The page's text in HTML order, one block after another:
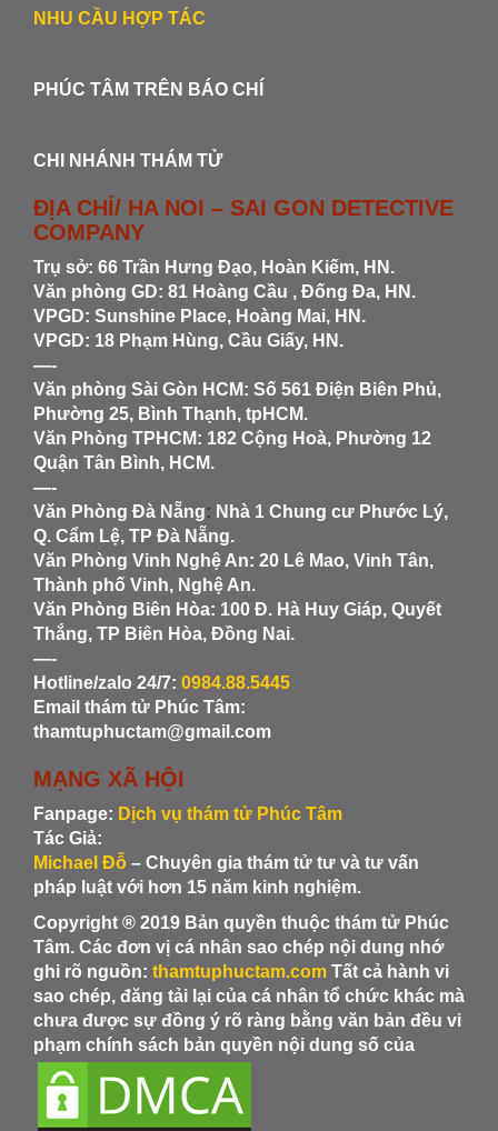
NHU CẦU HỢP TÁC
PHÚC TÂM TRÊN BÁO CHÍ
CHI NHÁNH THÁM TỬ
ĐỊA CHỈ/ HA NOI – SAI GON DETECTIVE
COMPANY
Trụ sở: 66 Trần Hưng Đạo, Hoàn Kiếm, HN.
Văn phòng GD: 81 Hoàng Cầu , Đống Đa, HN.
VPGD: Sunshine Place, Hoàng Mai, HN.
VPGD: 18 Phạm Hùng, Cầu Giấy, HN.
—-
Văn phòng Sài Gòn HCM: Số 561 Điện Biên Phủ,
Phường 25, Bình Thạnh, tpHCM.
Văn Phòng TPHCM: 182 Cộng Hoà, Phường 12
Quận Tân Bình, HCM.
—-
Văn Phòng Đà Nẵng: Nhà 1 Chung cư Phước Lý,
Q. Cẩm Lệ, TP Đà Nẵng.
Văn Phòng Vinh Nghệ An: 20 Lê Mao, Vinh Tân,
Thành phố Vinh, Nghệ An.
Văn Phòng Biên Hòa: 100 Đ. Hà Huy Giáp, Quyết
Thắng, TP Biên Hòa, Đồng Nai.
—-
Hotline/zalo 24/7: 0984.88.5445
Email thám tử Phúc Tâm:
thamtuphuctam@gmail.com
MẠNG XÃ HỘI
Fanpage: Dịch vụ thám tử Phúc Tâm
Tác Giả:
Michael Đỗ – Chuyên gia thám tử tư và tư vấn
pháp luật với hơn 15 năm kinh nghiệm.
Copyright ® 2019 Bản quyền thuộc thám tử Phúc
Tâm. Các đơn vị cá nhân sao chép nội dung nhớ
ghi rõ nguồn: thamtuphuctam.com Tất cả hành vi
sao chép, đăng tải lại của cá nhân tổ chức khác mà
chưa được sự đồng ý rõ ràng bằng văn bản đều vi
phạm chính sách bản quyền nội dung số của